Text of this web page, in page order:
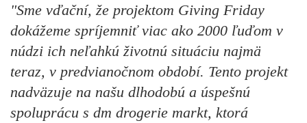
"Sme vďační, že projektom Giving Friday
dokážeme spríjemniť viac ako 2000 ľuďom v
núdzi ich neľahkú životnú situáciu najmä
teraz, v predvianočnom období. Tento projekt
nadväzuje na našu dlhodobú a úspešnú
spoluprácu s dm drogerie markt, ktorá